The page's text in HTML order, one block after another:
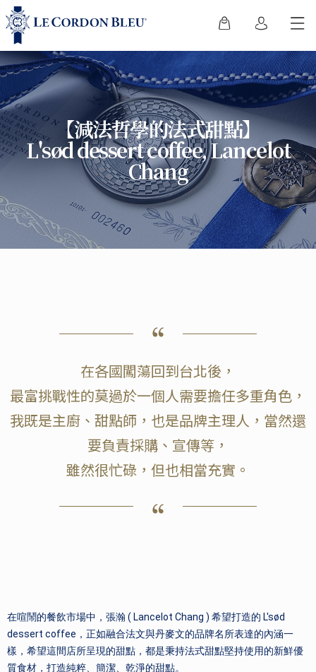
【減法哲學的法式甜點】
L'sød dessert coffee, Lancelot
Chang
在各國闖蕩回到台北後，
最富挑戰性的莫過於一個人需要擔任多重角色，
我既是主廚、甜點師，也是品牌主理人，當然還
要負責採購、宣傳等，
雖然很忙碌，但也相當充實。
在喧鬧的餐飲市場中，張瀚 ( Lancelot Chang ) 希望打造的 L'sød
dessert coffee，正如融合法文與丹麥文的品牌名所表達的內涵一
樣，希望這間店所呈現的甜點，都是秉持法式甜點堅持使用的新鮮優
質食材，打造純粹、簡潔、乾淨的甜點。